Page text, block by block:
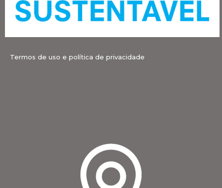
Termos de uso e política de privacidade